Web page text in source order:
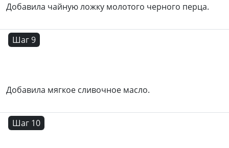
Добавила чайную ложку молотого черного перца.
Шаг 9
Добавила мягкое сливочное масло.
Шаг 10